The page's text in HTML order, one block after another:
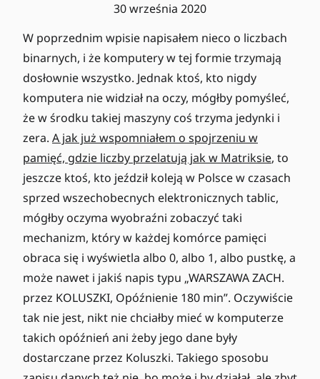
30 września 2020
W poprzednim wpisie napisałem nieco o liczbach
binarnych, i że komputery w tej formie trzymają
dosłownie wszystko. Jednak ktoś, kto nigdy
komputera nie widział na oczy, mógłby pomyśleć,
że w środku takiej maszyny coś trzyma jedynki i
zera. A jak już wspomniałem o spojrzeniu w
pamięć, gdzie liczby przelatują jak w Matriksie, to
jeszcze ktoś, kto jeździł koleją w Polsce w czasach
sprzed wszechobecnych elektronicznych tablic,
mógłby oczyma wyobraźni zobaczyć taki
mechanizm, który w każdej komórce pamięci
obraca się i wyświetla albo 0, albo 1, albo pustkę, a
może nawet i jakiś napis typu „WARSZAWA ZACH.
przez KOLUSZKI, Opóźnienie 180 min”. Oczywiście
tak nie jest, nikt nie chciałby mieć w komputerze
takich opóźnień ani żeby jego dane były
dostarczane przez Koluszki. Takiego sposobu